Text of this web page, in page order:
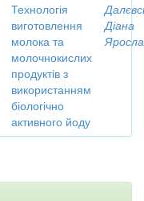
Технологія
виготовлення
молока та
молочнокислих
продуктів з
використанням
біологічно
активного йоду
Діана